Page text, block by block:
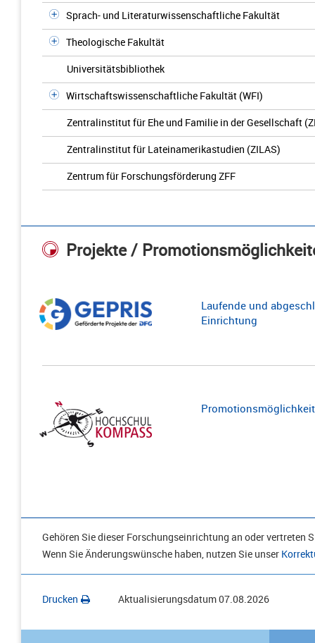
Sprach- und Literaturwissenschaftliche Fakultät
Theologische Fakultät
Universitätsbibliothek
Wirtschaftswissenschaftliche Fakultät (WFI)
Zentralinstitut für Ehe und Familie in der Gesellschaft
Zentralinstitut für Lateinamerikastudien (ZILAS)
Zentrum für Forschungsförderung ZFF
Projekte /
Laufende und
Einrichtung
Gehören Sie dieser Forschungseinrichtung an oder vertreten
Wenn Sie Änderungswünsche haben, nutzen Sie unser
Drucken Aktualisierungsdatum07.08.2026